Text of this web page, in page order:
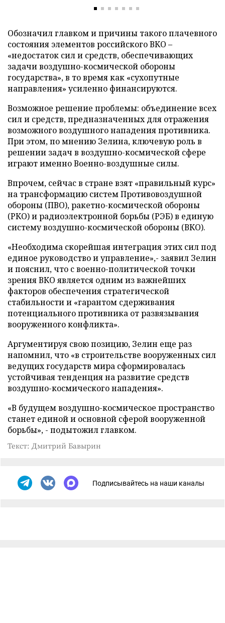
Обозначил главком и причины такого плачевного
состояния элементов российского ВКО –
«недостаток сил и средств, обеспечивающих
задачи воздушно-космической обороны
государства», в то время как «сухопутные
направления» усиленно финансируются.
Возможное решение проблемы: объединение всех
сил и средств, предназначенных для отражения
возможного воздушного нападения противника.
При этом, по мнению Зелина, ключевую роль в
решении задач в воздушно-космической сфере
играют именно Военно-воздушные силы.
Впрочем, сейчас в стране взят «правильный курс»
на трансформацию систем Противовоздушной
обороны (ПВО), ракетно-космической обороны
(РКО) и радиоэлектронной борьбы (РЭБ) в единую
систему воздушно-космической обороны (ВКО).
«Необходима скорейшая интеграция этих сил под
единое руководство и управление»,- заявил Зелин
и пояснил, что с военно-политической точки
зрения ВКО является одним из важнейших
факторов обеспечения стратегической
стабильности и «гарантом сдерживания
потенциального противника от развязывания
вооруженного конфликта».
Аргументируя свою позицию, Зелин еще раз
напомнил, что «в строительстве вооруженных сил
ведущих государств мира сформировалась
устойчивая тенденция на развитие средств
воздушно-космического нападения».
«В будущем воздушно-космическое пространство
станет единой и основной сферой вооруженной
борьбы», - подытожил главком.
Текст: Дмитрий Бавырин
Подписывайтесь на наши каналы